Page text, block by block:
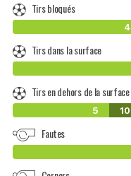
Tirs bloqués
4
Tirs dans la surface
Tirs en dehors de la surface
5 10
Fautes